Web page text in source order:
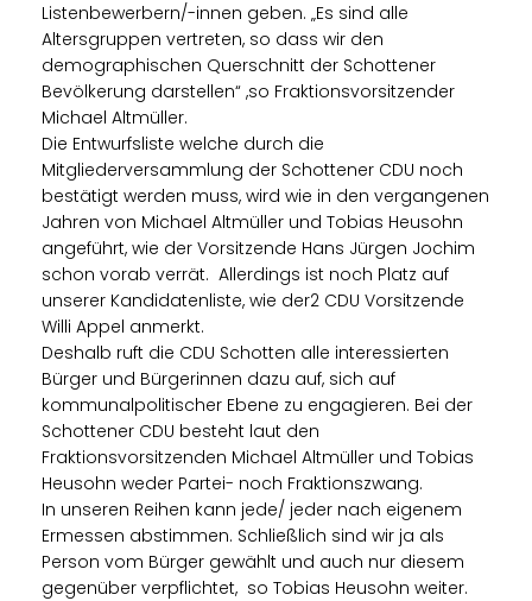
Listenbewerbern/-innen geben. „Es sind alle
Altersgruppen vertreten, so dass wir den
demographischen Querschnitt der Schottener
Bevölkerung darstellen“ ,so Fraktionsvorsitzender
Michael Altmüller.
Die Entwurfsliste welche durch die
Mitgliederversammlung der Schottener CDU noch
bestätigt werden muss, wird wie in den vergangenen
Jahren von Michael Altmüller und Tobias Heusohn
angeführt, wie der Vorsitzende Hans Jürgen Jochim
schon vorab verrät. Allerdings ist noch Platz auf
unserer Kandidatenliste, wie der2 CDU Vorsitzende
Willi Appel anmerkt.
Deshalb ruft die CDU Schotten alle interessierten
Bürger und Bürgerinnen dazu auf, sich auf
kommunalpolitischer Ebene zu engagieren. Bei der
Schottener CDU besteht laut den
Fraktionsvorsitzenden Michael Altmüller und Tobias
Heusohn weder Partei- noch Fraktionszwang.
In unseren Reihen kann jede/ jeder nach eigenem
Ermessen abstimmen. Schließlich sind wir ja als
Person vom Bürger gewählt und auch nur diesem
gegenüber verpflichtet, so Tobias Heusohn weiter.